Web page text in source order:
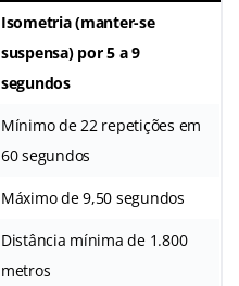
Isometria (manter-se
suspensa) por 5 a 9
segundos
Mínimo de 22 repetições em
60 segundos
Máximo de 9,50 segundos
Distância mínima de 1.800
metros